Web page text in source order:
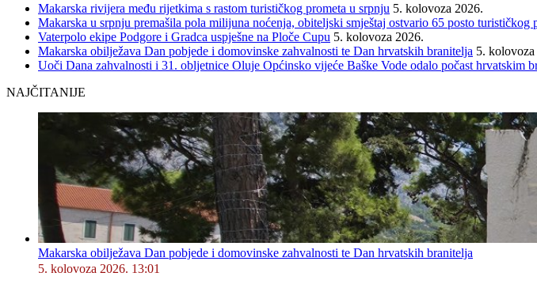
Makarska rivijera među rijetkima s rastom turističkog prometa u srpnju 5. kolovoza 2026.
Makarska u srpnju premašila pola milijuna noćenja, obiteljski smještaj ostvario 65 posto turističkog
Vaterpolo ekipe Podgore i Gradca uspješne na Ploče Cupu 5. kolovoza 2026.
Makarska obilježava Dan pobjede i domovinske zahvalnosti te Dan hrvatskih branitelja 5. kolovoza
Uoči Dana zahvalnosti i 31. obljetnice Oluje Općinsko vijeće Baške Vode odalo počast hrvatskim
NAJČITANIJE
Makarska obilježava Dan pobjede i domovinske zahvalnosti te Dan hrvatskih branitelja
5. kolovoza 2026. 13:01